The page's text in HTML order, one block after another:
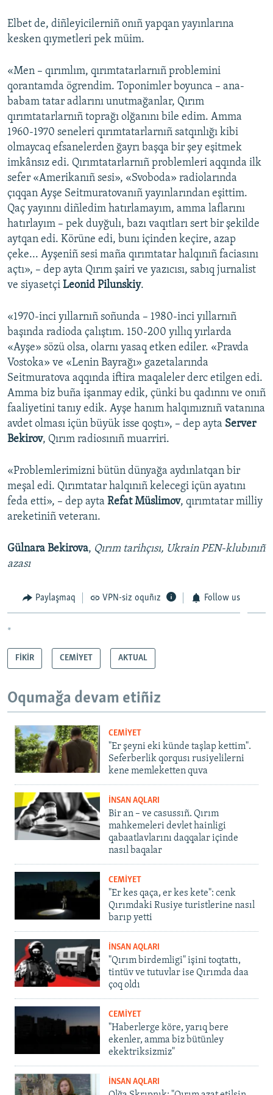
Elbet de, diñleyicilerniñ onıñ yapqan yayınlarına
kesken qıymetleri pek müim.
«Men – qırımlım, qırımtatarlarnıñ problemini
qorantamda ögrendim. Toponimler boyunca – ana-
babam tatar adlarını unutmağanlar, Qırım
qırımtatarlarnıñ toprağı olğanını bile edim. Amma
1960-1970 seneleri qırımtatarlarnıñ satqınlığı kibi
olmaycaq efsanelerden ğayrı başqa bir şey eşitmek
imkânsız edi. Qırımtatarlarnıñ problemleri aqqında ilk
sefer «Amerikanıñ sesi», «Svoboda» radiolarında
çıqqan Ayşe Seitmuratovanıñ yayınlarından eşittim.
Qaç yayınnı diñledim hatırlamayım, amma laflarını
hatırlayım – pek duyğulı, bazı vaqıtları sert bir şekilde
aytqan edi. Körüne edi, bunı içinden keçire, azap
çeke... Ayşeniñ sesi maña qırımtatar halqınıñ faciasını
açtı», – dep ayta Qırım şairi ve yazıcısı, sabıq jurnalist
ve siyasetçi Leonid Pilunskiy.
«1970-inci yıllarnıñ soñunda – 1980-inci yıllarnıñ
başında radioda çalıştım. 150-200 yıllıq yırlarda
«Ayşe» sözü olsa, olarnı yasaq etken ediler. «Pravda
Vostoka» ve «Lenin Bayrağı» gazetalarında
Seitmuratova aqqında iftira maqaleler derc etilgen edi.
Amma biz buña işanmay edik, çünki bu qadınnı ve onıñ
faaliyetini tanıy edik. Ayşe hanım halqımıznıñ vatanına
avdet olması içün büyük isse qoştı», – dep ayta Server
Bekirov, Qırım radiosınıñ muarriri.
«Problemlerimizni bütün dünyağa aydınlatqan bir
meşal edi. Qırımtatar halqınıñ kelecegi içün ayatını
feda etti», – dep ayta Refat Müslimov, qırımtatar milliy
areketiniñ veteranı.
Gülnara Bekirova, Qırım tarihçısı, Ukrain PEN-klubınıñ
azası
Paylaşmaq VPN-siz oquñız Follow us
*
FİKİR CEMİYET AKTUAL
Oqumağa devam etiñiz
CEMİYET
"Er şeyni eki künde taşlap kettim".
Seferberlik qorqusı rusiyelilerni
kene memleketten quva
İNSAN AQLARI
Bir an – ve casussıñ. Qırım
mahkemeleri devlet hainligi
qabaatlavlarını daqqalar içinde
nasıl baqalar
CEMİYET
"Er kes qaça, er kes kete": cenk
Qırımdaki Rusiye turistlerine nasıl
barıp yetti
İNSAN AQLARI
"Qırım birdemligi" işini toqtattı,
tintüv ve tutuvlar ise Qırımda daa
çoq oldı
CEMİYET
"Haberlerge köre, yarıq bere
ekenler, amma biz bütünley
ekektriksizmiz"
İNSAN AQLARI